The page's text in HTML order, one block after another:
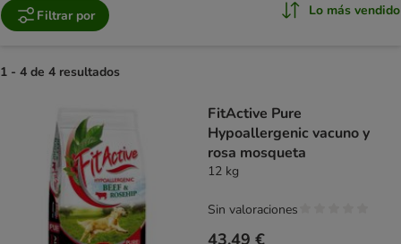
Filtrar por Lo más vendido
1 - 4 de 4 resultados
FitActive Pure
Hypoallergenic vacuno y
rosa mosqueta
12 kg
43,49 €
Sin valoraciones